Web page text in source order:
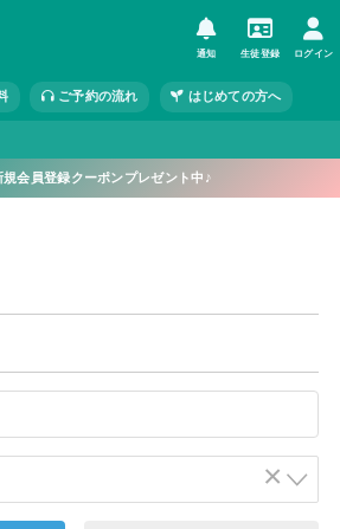
ご予約の流れ はじめての方へ
通知 生徒登録 ログイン
規会員登録クーポンプレゼント中♪
×